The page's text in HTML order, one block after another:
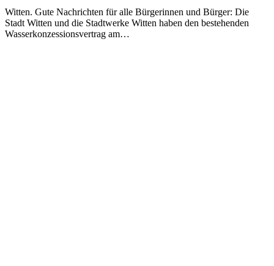
Witten. Gute Nachrichten für alle Bürgerinnen und Bürger: Die
Stadt Witten und die Stadtwerke Witten haben den bestehenden
Wasserkonzessionsvertrag am…